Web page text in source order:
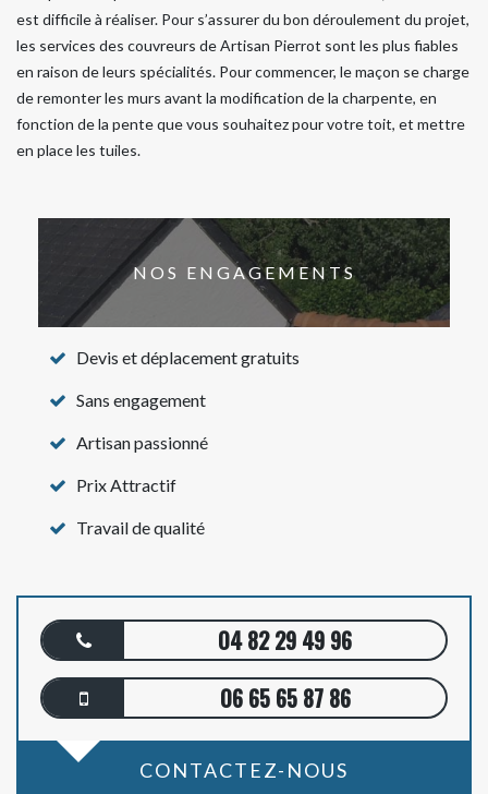
est difficile à réaliser. Pour s’assurer du bon déroulement du projet,
les services des couvreurs de Artisan Pierrot sont les plus fiables
en raison de leurs spécialités. Pour commencer, le maçon se charge
de remonter les murs avant la modification de la charpente, en
fonction de la pente que vous souhaitez pour votre toit, et mettre
en place les tuiles.
NOS ENGAGEMENTS
Devis et déplacement gratuits
Sans engagement
Artisan passionné
Prix Attractif
Travail de qualité
04 82 29 49 96
06 65 65 87 86
CONTACTEZ-NOUS